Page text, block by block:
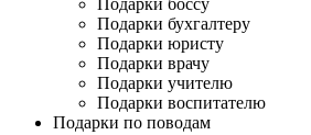
Подарки боссу
Подарки бухгалтеру
Подарки юристу
Подарки врачу
Подарки учителю
Подарки воспитателю
Подарки по поводам